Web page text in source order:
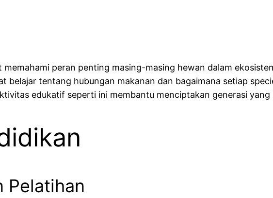
peran penting masing-masing hewan dalam
belajar tentang hubungan makanan dan bagaimana setiap
edukatif seperti ini membantu menciptakan generasi
Pelatihan